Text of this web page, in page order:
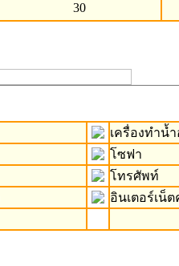
30
เครื่องทำน้
โซฟา
โทรศัพท์
อินเตอร์เน็ต